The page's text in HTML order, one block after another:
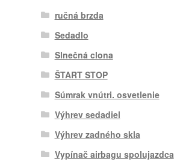
ručná brzda
Sedadlo
Slnečná clona
ŠTART STOP
Súmrak vnútri. osvetlenie
Výhrev sedadiel
Výhrev zadného skla
Vypínač airbagu spolujazdca